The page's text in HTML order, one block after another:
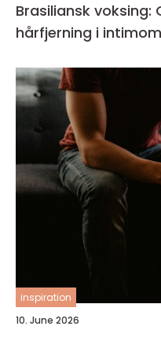
Brasiliansk voksing:
hårfjerning i
inspiration
10. June 2026